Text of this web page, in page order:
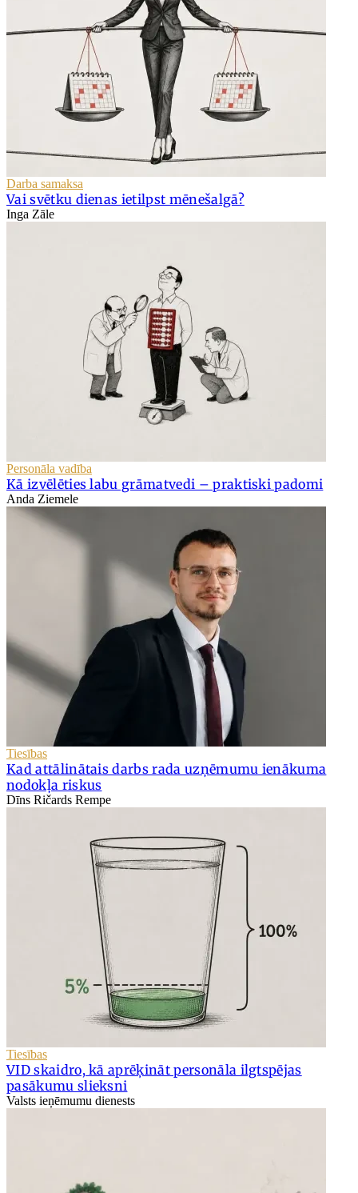
Darba samaksa
Vai svētku dienas ietilpst mēnešalgā?
Inga Zāle
Personāla vadība
Kā izvēlēties labu grāmatvedi – praktiski padomi
Anda Ziemele
Tiesības
Kad attālinātais darbs rada uzņēmumu ienākuma
nodokļa riskus
Dīns Ričards Rempe
Tiesības
VID skaidro, kā aprēķināt personāla ilgtspējas
pasākumu slieksni
Valsts ieņēmumu dienests